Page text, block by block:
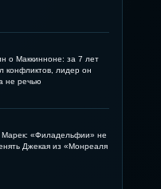
о Маккинноне: за 7 лет
конфликтов, лидер он
не речью
Марек: «Филадельфии» не
Джекая из «Монреаля